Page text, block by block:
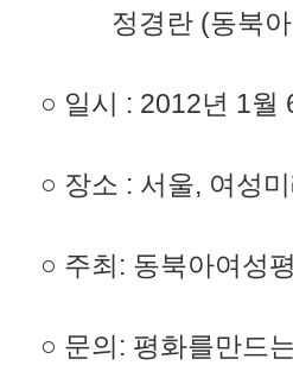
정경란 (동북아여
○ 일시 : 2012년 1월
○ 장소 : 서울, 여성
○ 주최: 동북아여성
○ 문의: 평화를만드